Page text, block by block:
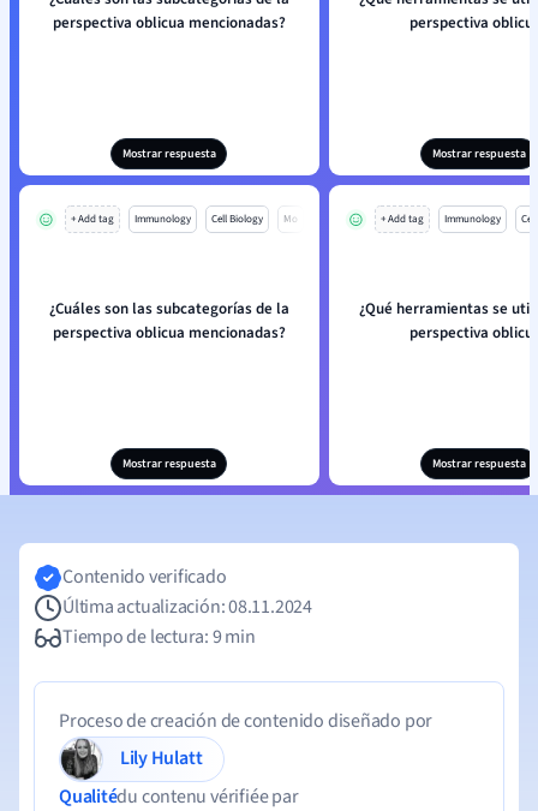
perspectiva oblicua mencionadas?
Mostrar respuesta
perspectiva
Mostrar respuesta
+ Add tag Immunology Cell Biology Mo
¿Cuáles son las subcategorías de la
perspectiva oblicua mencionadas?
Mostrar respuesta
+ Add tag Immunology
¿Qué herramientas se
perspectiva
Mostrar respuesta
Contenido verificado
Última actualización: 08.11.2024
Tiempo de lectura: 9 min
Proceso de creación de contenido diseñado por
Lily Hulatt
Qualitédu contenu vérifiée par